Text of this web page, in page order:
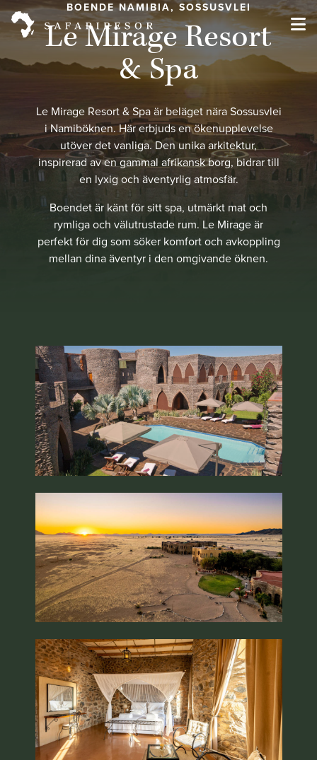
BOENDE NAMIBIA, SOSSUSVLEI
Le Mirage Resort
& Spa
Le Mirage Resort & Spa är beläget nära Sossusvlei
i Namiböknen. Här erbjuds en ökenupplevelse
utöver det vanliga. Den unika arkitektur,
inspirerad av en gammal afrikansk borg, bidrar till
en lyxig och äventyrlig atmosfär.
Boendet är känt för sitt spa, utmärkt mat och
rymliga och välutrustade rum. Le Mirage är
perfekt för dig som söker komfort och avkoppling
mellan dina äventyr i den omgivande öknen.